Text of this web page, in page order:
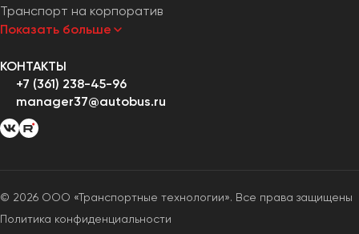
Транспорт на корпоратив
Показать больше
КОНТАКТЫ
+7 (361) 238-45-96
manager37@autobus.ru
© 2026 ООО «Транспортные технологии». Все права защищены
Политика конфиденциальности